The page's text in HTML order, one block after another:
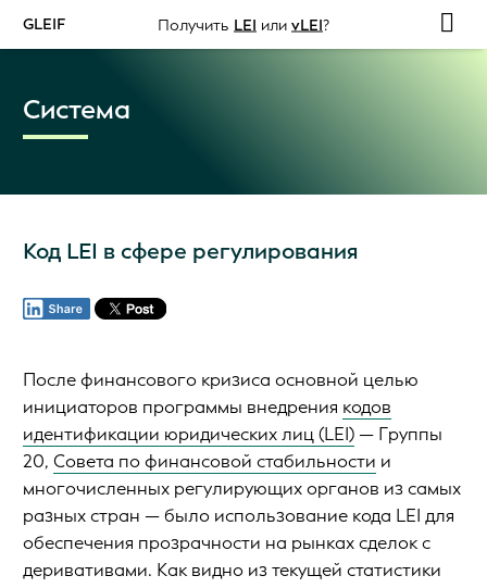
GLEIF Получить LEI или vLEI?
Система
Код LEI в сфере регулирования
После финансового кризиса основной целью
инициаторов программы внедрения кодов
идентификации юридических лиц (LEI) — Группы
20, Совета по финансовой стабильности и
многочисленных регулирующих органов из самых
разных стран — было использование кода LEI для
обеспечения прозрачности на рынках сделок с
деривативами. Как видно из текущей статистики